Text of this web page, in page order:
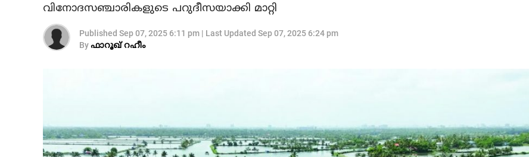
വിനോദസഞ്ചാരികളുടെ പറുദീസയാക്കി മാറ്റി
Published Sep 07, 2025 6:11 pm | Last Updated Sep 07, 2025 6:24 pm
Byഫാറൂഖ് റഹീം